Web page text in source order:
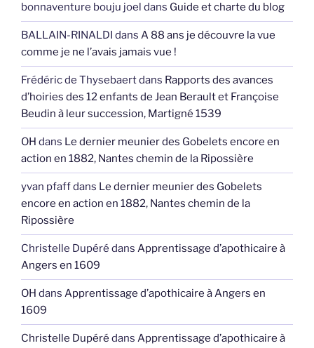
bonnaventure bouju joel dans Guide et charte du blog
BALLAIN-RINALDI dans A 88 ans je découvre la vue
comme je ne l’avais jamais vue !
Frédéric de Thysebaertdans Rapports des avances
d’hoiries des 12 enfants de Jean Berault et Françoise
Beudin à leur succession, Martigné 1539
OH dans Le dernier meunier des Gobelets encore en
action en 1882, Nantes chemin de la Ripossière
yvan pfaffdans Le dernier meunier des Gobelets
encore en action en 1882, Nantes chemin de la
Ripossière
Christelle Dupéré dans Apprentissage d’apothicaire à
Angers en 1609
OH dans Apprentissage d’apothicaire à Angers en
1609
Christelle Dupéré dans Apprentissage d’apothicaire à